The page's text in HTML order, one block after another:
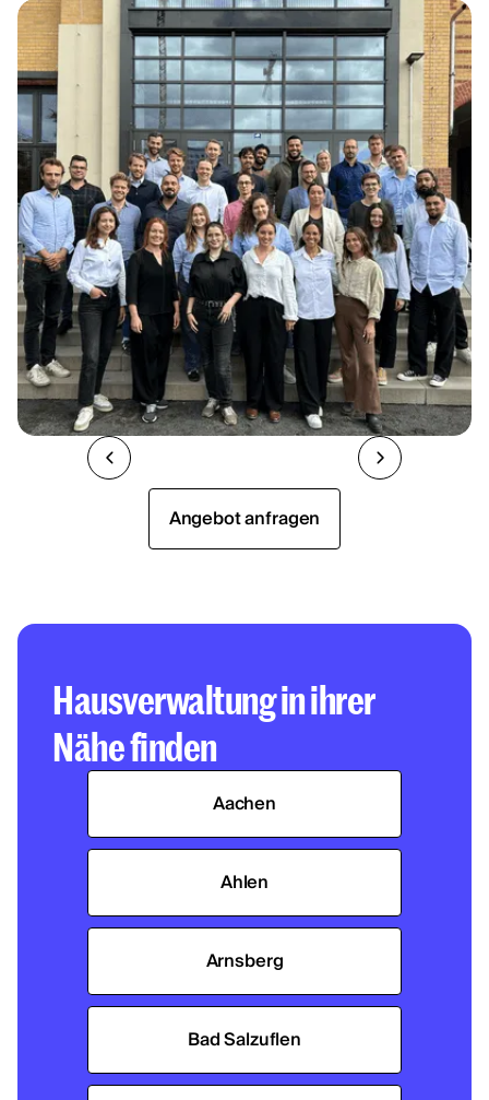
Angebot anfragen
Hausverwaltung in ihrer
Nähe finden
Aachen
Ahlen
Arnsberg
Bad Salzuflen